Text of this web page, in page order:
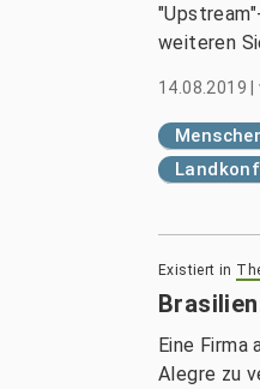
weiteren
14.08.2019 |
Existiert in
Eine Firma
Alegre zu